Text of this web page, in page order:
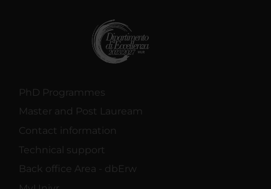
PhD Programmes
Master and Post Lauream
Contact information
Technical support
Back office Area - dbErw